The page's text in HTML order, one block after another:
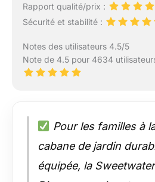
Rapport qualité/prix :
Sécurité et stabilité :
Notes des utilisateurs 4.5/5
Note de 4.5 pour 4634
Pour les familles à
cabane de jardin
équipée, la